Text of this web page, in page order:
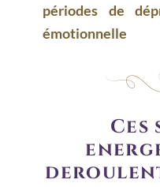
périodes
de
émotionnelle
Ces
déroulent